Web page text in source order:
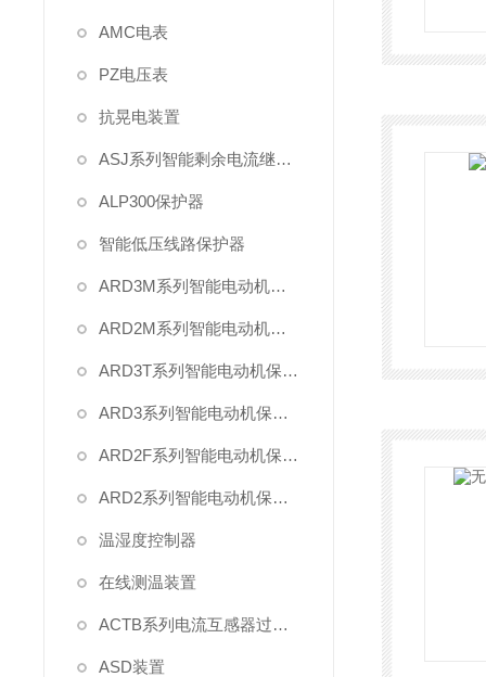
AMC电表
PZ电压表
抗晃电装置
ASJ系列智能剩余电流继电器
ALP300保护器
智能低压线路保护器
ARD3M系列智能电动机保护器
ARD2M系列智能电动机保护器
ARD3T系列智能电动机保护器
ARD3系列智能电动机保护器
ARD2F系列智能电动机保护器
ARD2系列智能电动机保护器
温湿度控制器
在线测温装置
ACTB系列电流互感器过电压保护器
ASD装置